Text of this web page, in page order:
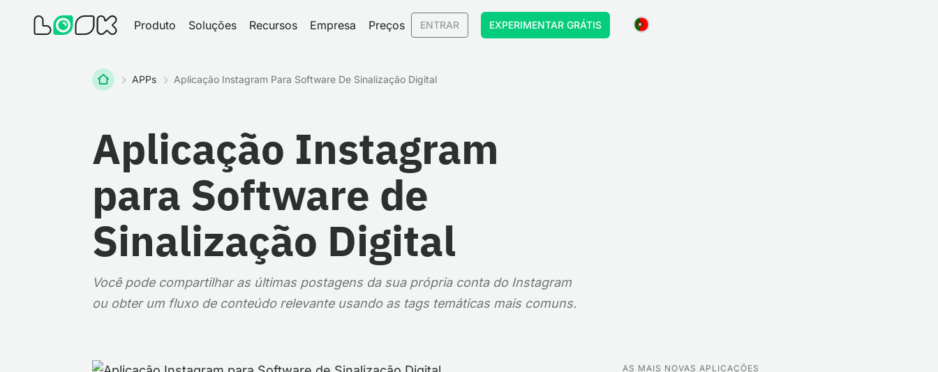
Produto Soluções Recursos Empresa Preços ENTRAR EXPERIMENTAR GRÁTIS
HomeAPPs Aplicação Instagram Para Software De Sinalização Digital
Aplicação Instagram
para Software de
Sinalização Digital
Você pode compartilhar as últimas postagens da sua própria conta do Instagram
ou obter um fluxo de conteúdo relevante usando as tags temáticas mais comuns.
AS MAIS NOVAS APLICAÇÕES